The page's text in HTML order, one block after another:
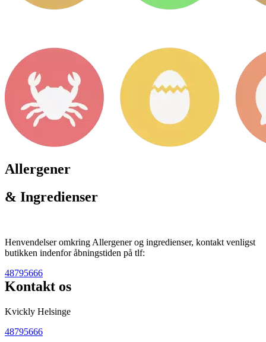
Allergener
& Ingredienser
Henvendelser omkring Allergener og ingredienser, kontakt venligst
butikken indenfor åbningstiden på tlf:
48795666
Kontakt os
Kvickly Helsinge
48795666